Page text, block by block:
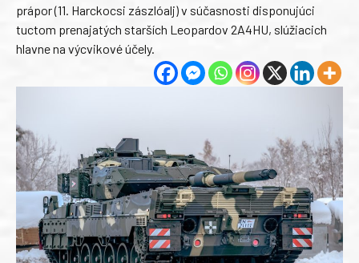
prápor (11. Harckocsi zászlóalj) v súčasnosti disponujúci
tuctom prenajatých starších Leopardov 2A4HU, slúžiacich
hlavne na výcvikové účely.